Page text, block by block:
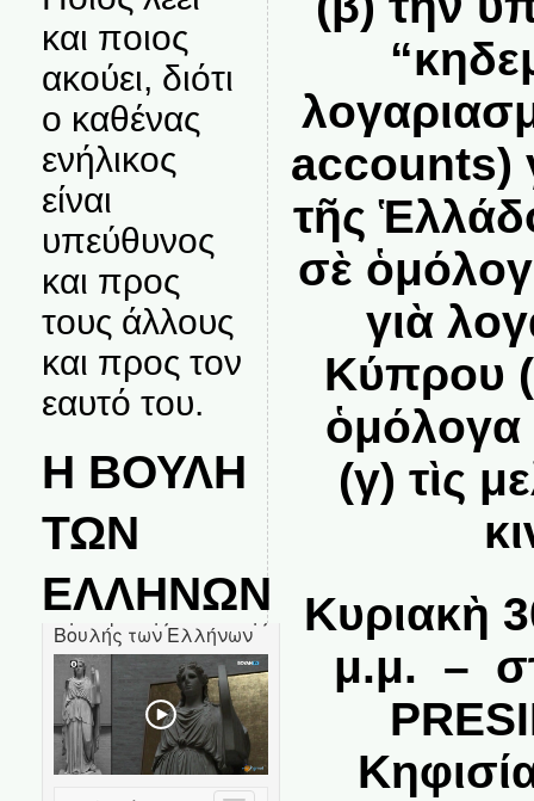
και ποιος
ακούει, διότι
ο καθένας
ενήλικος
είναι
υπεύθυνος
και προς
τους άλλους
και προς τον
εαυτό του.
Η ΒΟΥΛΗ
ΤΩΝ
ΕΛΛΗΝΩΝ
accounts)
τῆς
σὲ
γιὰ
Κύπρου
(γ) τὶς
Κυριακὴ
μ.μ. –